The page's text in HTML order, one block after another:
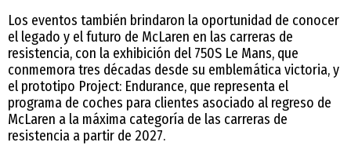
Los eventos también brindaron la oportunidad de conocer
el legado y el futuro de McLaren en las carreras de
resistencia, con la exhibición del 750S Le Mans, que
conmemora tres décadas desde su emblemática victoria, y
el prototipo Project: Endurance, que representa el
programa de coches para clientes asociado al regreso de
McLaren a la máxima categoría de las carreras de
resistencia a partir de 2027.